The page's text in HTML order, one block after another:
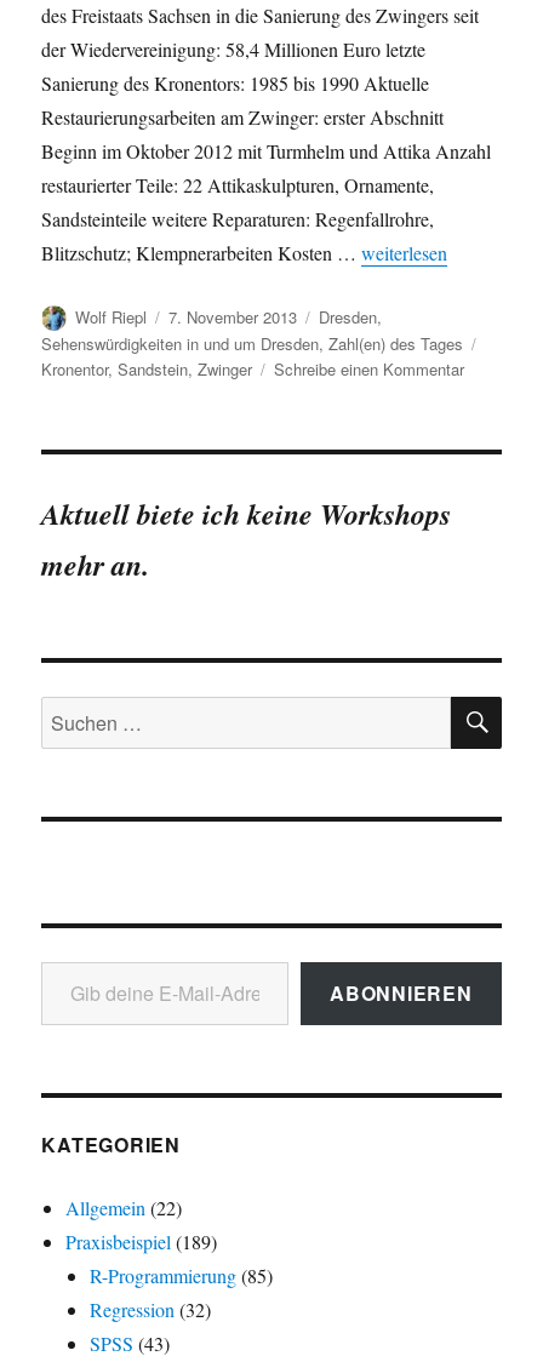
des Freistaats Sachsen in die Sanierung des Zwingers seit
der Wiedervereinigung: 58,4 Millionen Euro letzte
Sanierung des Kronentors: 1985 bis 1990 Aktuelle
Restaurierungsarbeiten am Zwinger: erster Abschnitt
Beginn im Oktober 2012 mit Turmhelm und Attika Anzahl
restaurierter Teile: 22 Attikaskulpturen, Ornamente,
Sandsteinteile weitere Reparaturen: Regenfallrohre,
Blitzschutz; Klempnerarbeiten Kosten …„Zahlen zur
weiterlesen
Autor
Wolf Riepl
Veröffentlicht
am
7. November 2013 Kategorien
Dresden,
Sehenswürdigkeiten in und um Dresden,Zahl(en) des Tages
Kronentor,Sandstein,Zwinger Schreibe einen Kommentarzu
Sanierung
Aktuell biete ich keine Workshops
mehr an.
Suchen
nach:
Gib deine E-Mail-Adresse ein ...
ABONNIEREN
KATEGORIEN
Allgemein (22)
Praxisbeispiel (189)
R-Programmierung(85)
Regression (32)
SPSS (43)